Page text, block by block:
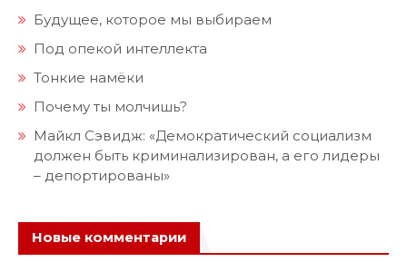
Будущее, которое мы выбираем
Под опекой интеллекта
Тонкие намёки
Почему ты молчишь?
Майкл Сэвидж: «Демократический социализм
должен быть криминализирован, а его лидеры
– депортированы»
Новые комментарии